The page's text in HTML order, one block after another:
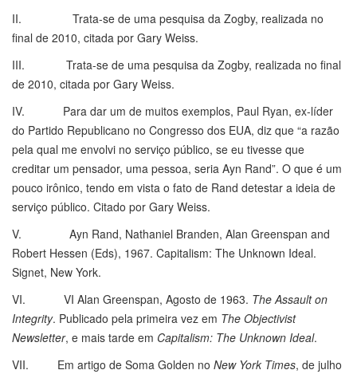
II. Trata-se de uma pesquisa da Zogby, realizada no
final de 2010, citada por Gary Weiss.
III. Trata-se de uma pesquisa da Zogby, realizada no final
de 2010, citada por Gary Weiss.
IV. Para dar um de muitos exemplos, Paul Ryan, ex-líder
do Partido Republicano no Congresso dos EUA, diz que “a razão
pela qual me envolvi no serviço público, se eu tivesse que
creditar um pensador, uma pessoa, seria Ayn Rand”. O que é um
pouco irônico, tendo em vista o fato de Rand detestar a ideia de
serviço público. Citado por Gary Weiss.
V. Ayn Rand, Nathaniel Branden, Alan Greenspan and
Robert Hessen (Eds), 1967. Capitalism: The Unknown Ideal.
Signet, New York.
VI. VI Alan Greenspan, Agosto de 1963. The Assault on
Integrity. Publicado pela primeira vez em The Objectivist
Newsletter, e mais tarde em Capitalism: The Unknown Ideal.
VII. Em artigo de Soma Golden no New York Times, de julho